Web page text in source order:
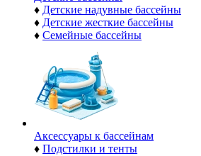
♦ Детские надувные бассейны
♦ Детские жесткие бассейны
♦ Семейные бассейны
Аксессуары к бассейнам
♦ Подстилки и тенты